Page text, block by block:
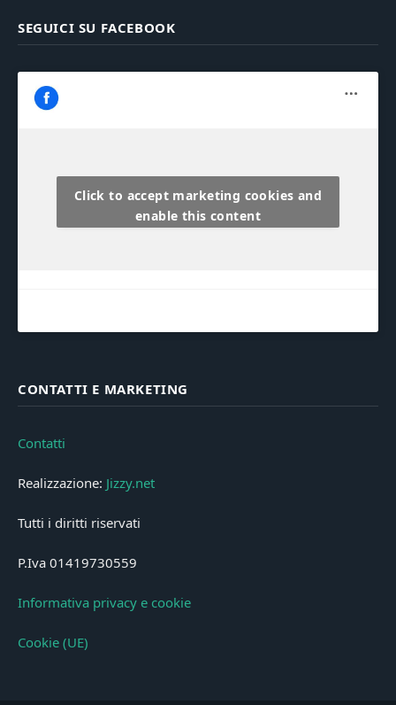
SEGUICI SU FACEBOOK
Click to accept marketing cookies and
enable this content
CONTATTI E MARKETING
Contatti
Realizzazione: Jizzy.net
Tutti i diritti riservati
P.Iva 01419730559
Informativa privacy e cookie
Cookie (UE)